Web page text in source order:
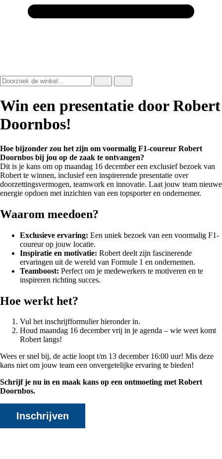
Win een presentatie door Robert
Doornbos!
Hoe bijzonder zou het zijn om voormalig F1-coureur Robert
Doornbos bij jou op de zaak te ontvangen?
Dit is je kans om op maandag 16 december een exclusief bezoek van
Robert te winnen, inclusief een inspirerende presentatie over
doorzettingsvermogen, teamwork en innovatie. Laat jouw team nieuwe
energie opdoen met inzichten van een topsporter en ondernemer.
Waarom meedoen?
Exclusieve ervaring: Een uniek bezoek van een voormalig F1-
coureur op jouw locatie.
Inspiratie en motivatie: Robert deelt zijn fascinerende
ervaringen uit de wereld van Formule 1 en ondernemen.
Teamboost: Perfect om je medewerkers te motiveren en te
inspireren richting succes.
Hoe werkt het?
Vul het inschrijfformulier hieronder in.
Houd maandag 16 december vrij in je agenda – wie weet komt
Robert langs!
Wees er snel bij, de actie loopt t/m 13 december 16:00 uur! Mis deze
kans niet om jouw team een onvergetelijke ervaring te bieden!
Schrijf je nu in en maak kans op een ontmoeting met Robert
Doornbos.
Inschrijven